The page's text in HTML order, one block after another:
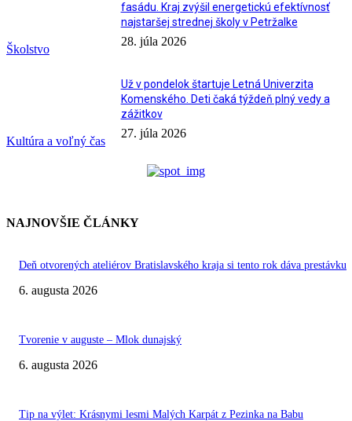
Školstvo
fasádu. Kraj zvýšil energetickú efektívnosť
najstaršej strednej školy v Petržalke
28. júla 2026
Kultúra a voľný čas
Už v pondelok štartuje Letná Univerzita
Komenského. Deti čaká týždeň plný vedy a
zážitkov
27. júla 2026
NAJNOVŠIE ČLÁNKY
Deň otvorených ateliérov Bratislavského kraja si tento rok dáva prestávku
6. augusta 2026
Tvorenie v auguste – Mlok dunajský
6. augusta 2026
Tip na výlet: Krásnymi lesmi Malých Karpát z Pezinka na Babu